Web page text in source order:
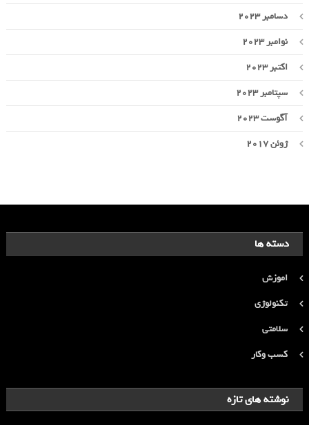
دسامبر 2023
نوامبر 2023
اکتبر 2023
سپتامبر 2023
آگوست 2023
ژوئن 2017
دسته ها
اموزش
تکنولوژی
سلامتی
کسب وکار
نوشته های تازه